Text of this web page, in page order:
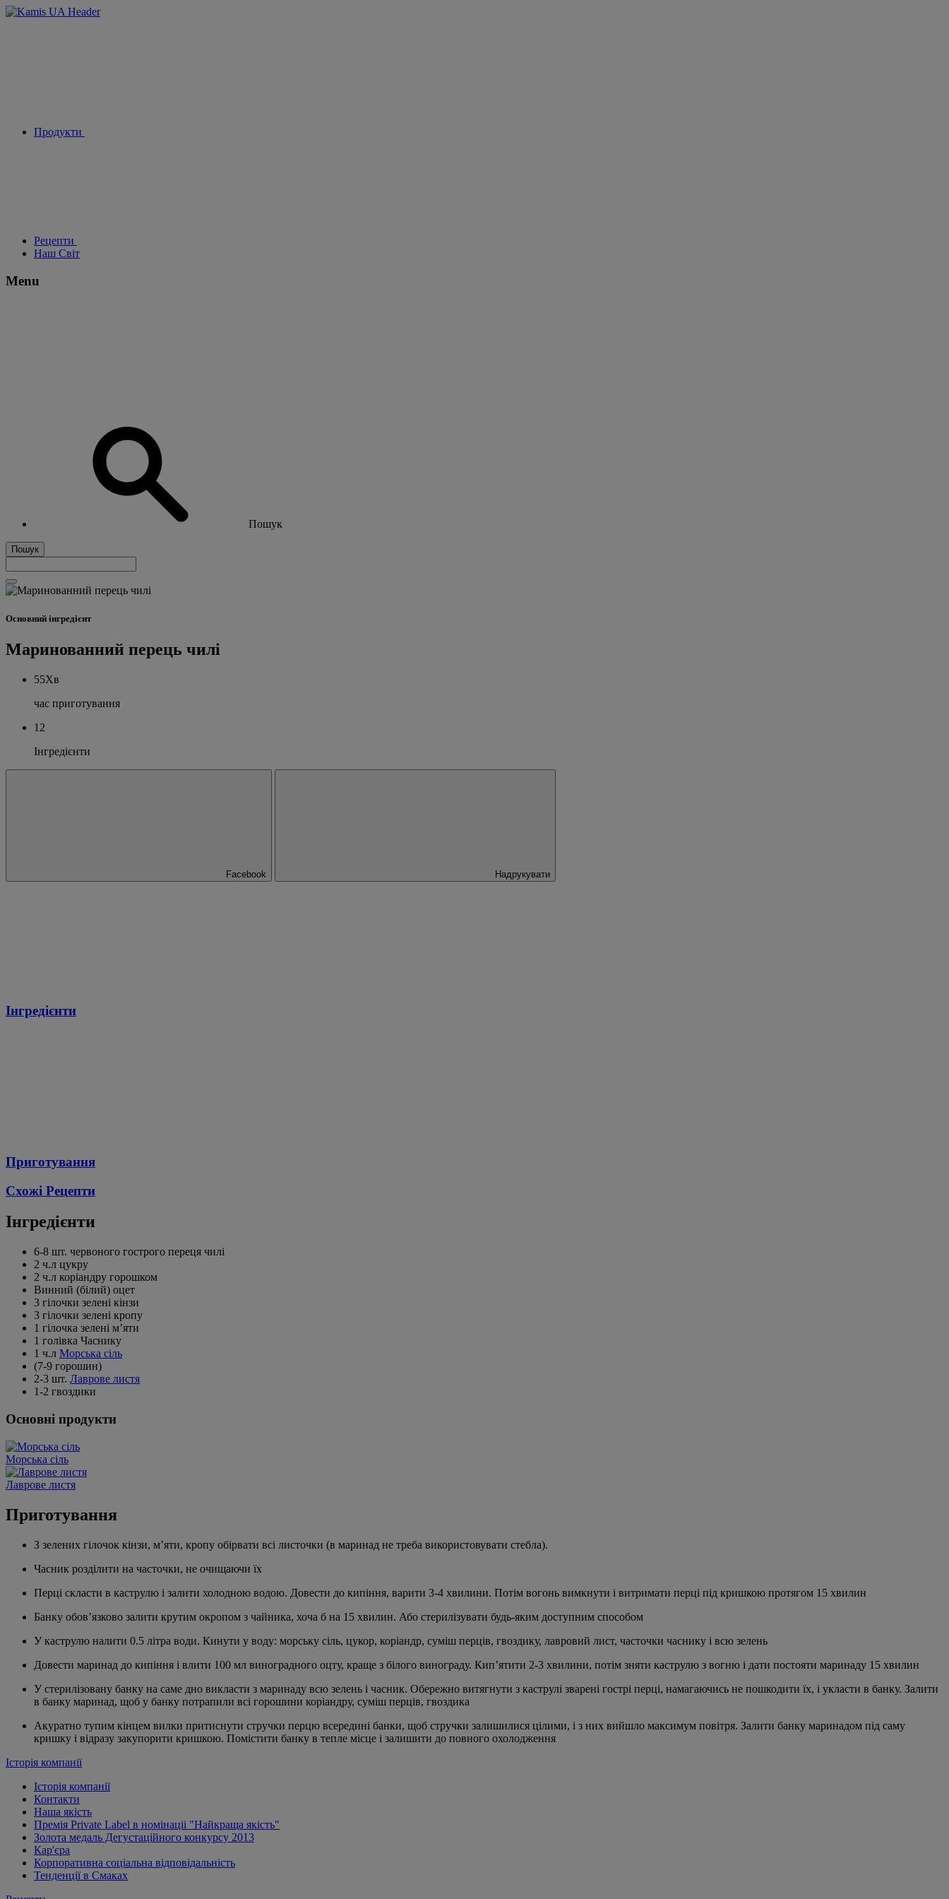
Продукти
Рецепти
Наш Світ
Menu
Пошук
Пошук
Основний інгредієнт
Маринованний перець чилі
55Хв
час приготування
12
Інгредієнти
Facebook Надрукувати
Інгредієнти
Приготування
Схожі Рецепти
Інгредієнти
6-8 шт. червоного гострого переця чилі
2 ч.л цукру
2 ч.л коріандру горошком
Винний (білий) оцет
3 гілочки зелені кінзи
3 гілочки зелені кропу
1 гілочка зелені м’яти
1 голівка Часнику
1 ч.л Морська сіль
(7-9 горошин)
2-3 шт. Лаврове листя
1-2 гвоздики
Основні продукти
Морська сіль
Лаврове листя
Приготування
З зелених гілочок кінзи, м’яти, кропу обірвати всі листочки (в маринад не треба використовувати стебла).
Часник розділити на часточки, не очищаючи їх
Перці скласти в каструлю і залити холодною водою. Довести до кипіння, варити 3-4 хвилини. Потім вогонь вимкнути і витримати перці під кришкою протягом 15 хвилин
Банку обов’язково залити крутим окропом з чайника, хоча б на 15 хвилин. Або стерилізувати будь-яким доступним способом
У каструлю налити 0.5 літра води. Кинути у воду: морську сіль, цукор, коріандр, суміш перців, гвоздику, лавровий лист, часточки часнику і всю зелень
Довести маринад до кипіння і влити 100 мл виноградного оцту, краще з білого винограду. Кип’ятити 2-3 хвилини, потім зняти каструлю з вогню і дати постояти маринаду 15 хвилин
У стерилізовану банку на саме дно викласти з маринаду всю зелень і часник. Обережно витягнути з каструлі зварені гострі перці, намагаючись не пошкодити їх, і укласти в банку. Залити
в банку маринад, щоб у банку потрапили всі горошини коріандру, суміш перців, гвоздика
Акуратно тупим кінцем вилки притиснути стручки перцю всередині банки, щоб стручки залишилися цілими, і з них вийшло максимум повітря. Залити банку маринадом під саму
кришку і відразу закупорити кришкою. Помістити банку в тепле місце і залишити до повного охолодження
Історія компанії
Історія компанії
Контакти
Наша якість
Премія Private Label в номінаціі "Найкраща якість"
Золота медаль Дегустаційного конкурсу 2013
Кар'єра
Корпоративна соціальна відповідальність
Тенденції в Смаках